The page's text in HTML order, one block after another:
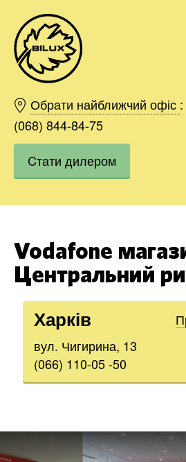
Обрати найближчий офіс :
(068) 844-84-75
Cтати дилером
Vodafone
Центральний
Харків
вул. Чигирина, 13
(066) 110-05 -50
Київ
Харків
Одесса
Дніпро
Івано-Франківськ
Вінниця
Область
Замовити